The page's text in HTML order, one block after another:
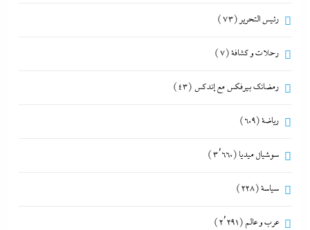
رئيس التحرير (73)
رحلات و كشافة(7)
رمضانك بيرفكس مع إندكس (43)
رياضة(609)
سوشيال ميديا (3٬660)
سياسة(228)
عرب و عالم (2٬291)